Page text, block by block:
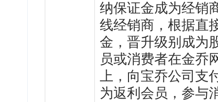
纳保证金成为经销
线经销商，根据直
金，晋升级别成为
员或消费者在金乔
上，向宝乔公司支
为返利会员，参与